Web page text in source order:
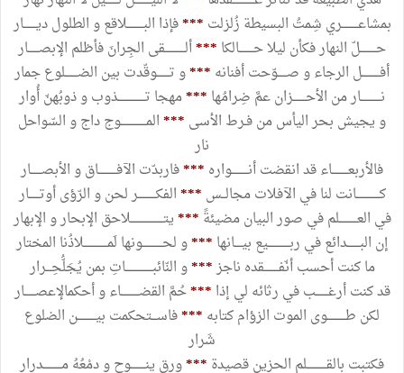
بمشاعـــــــــري شِمتُ البسيطة زُلزلت ***فإذا البـــــــــلاقع و الطلول ديـــــــار
حـــــــــلّ النهار فكأن ليلا حــــــــالكا ***ألـــــــــــقى الجِرانَ فأظلم الإبصــــــار
أفــــــــــل الرجاء و صـــــوّحت أفنانه ***و تـــــــوقّدت بين الضـــــــلوع جمار
نـــــــــــار من الأحـــــــزان عمَّ ضِرامُها ***مهجا تـــــــــــــــذوب و ذوبُهنّ أُوار
و يجيش بحر اليأس من فـرط الأسى ***المــــــــــــــوج داج و السّواحل
نار
فالأربعـــــــــاء قد انقضت أنـــــــــواره ***فاربدّت الآفــــــــــاق و الأبصــــــار
كـــــــــــــانت لنا في الآفلات مجالــس ***الفكــــــــــر لحن و الرّؤى أوتــــــار
في العــــــــــلم في صور البيان مضيئةً ***يتــــــــــــــــــلاحق الإبحار و الإبهار
إن البـــــــدائع في ربــــــــــــيع بيــــانها ***و لحـــــــــــونها لَمـــــــــــــلاذُنا المختار
ما كنت أحسب أنّفــــــــقده ناجز***و النّائبـــــــــــــــاتِ بمن يُجَلُّحِـــرار
قد كنت أرغـــــــب في رثائه لي إذا ***حُمَّ القضــــــــــاء و أحكمالإعصــــــار
لكن طــــــــــوى الموت الزؤام كتابه ***فاســـتحكمت بيــــــــــن الضلوع
شَرار
فكتبت بالقـــــــــــلم الحزين قصيدة ***ورق ينــــــــوح و دمْعُهُ مــــــــــدرار